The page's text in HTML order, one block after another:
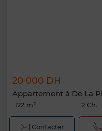
20 000 DH
Appartement à De La
122 m² 2 Ch.
Contacter